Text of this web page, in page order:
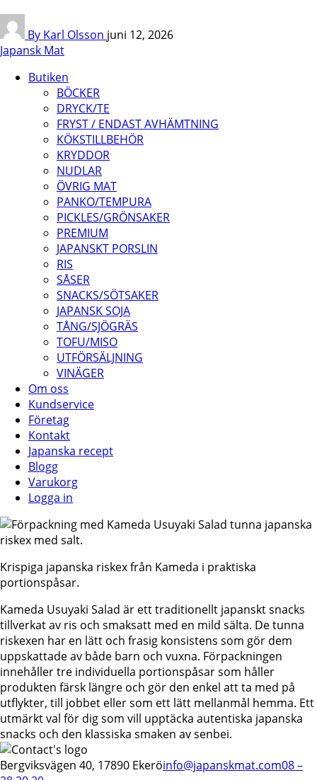
By Karl Olsson juni 12, 2026
Japansk Mat
Butiken
BÖCKER
DRYCK/TE
FRYST / ENDAST AVHÄMTNING
KÖKSTILLBEHÖR
KRYDDOR
NUDLAR
ÖVRIG MAT
PANKO/TEMPURA
PICKLES/GRÖNSAKER
PREMIUM
JAPANSKT PORSLIN
RIS
SÅSER
SNACKS/SÖTSAKER
JAPANSK SOJA
TÅNG/SJÖGRÄS
TOFU/MISO
UTFÖRSÄLJNING
VINÄGER
Om oss
Kundservice
Företag
Kontakt
Japanska recept
Blogg
Varukorg
Logga in
Krispiga japanska riskex från Kameda i praktiska
portionspåsar.
Kameda Usuyaki Salad är ett traditionellt japanskt snacks
tillverkat av ris och smaksatt med en mild sälta. De tunna
riskexen har en lätt och frasig konsistens som gör dem
uppskattade av både barn och vuxna. Förpackningen
innehåller tre individuella portionspåsar som håller
produkten färsk längre och gör den enkel att ta med på
utflykter, till jobbet eller som ett lätt mellanmål hemma. Ett
utmärkt val för dig som vill upptäcka autentiska japanska
snacks och den klassiska smaken av senbei.
Bergviksvägen 40, 17890 Ekeröinfo@japanskmat.com08 –